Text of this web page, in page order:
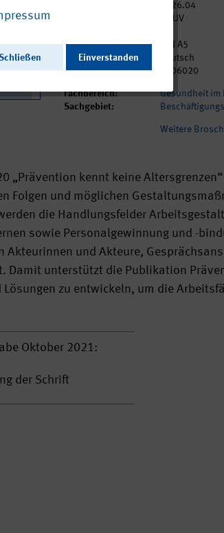
2026.04
DGUV
Format:
DIN A5
Sprache:
Deutsch
Webcode:
p206020
Fachbereich:
Gesundheit im
Sachgebiet:
Weitere
„Prävention kennt keine
Folgen und möglichen
die Handlungsfelder
sowie Personalgewinnung und -
Akteurinnen und Akteure,
Damit unterstützt die Publikation
zu entwickeln, um die
Oktober 2021:
der Schrift
Schließen Einverstanden